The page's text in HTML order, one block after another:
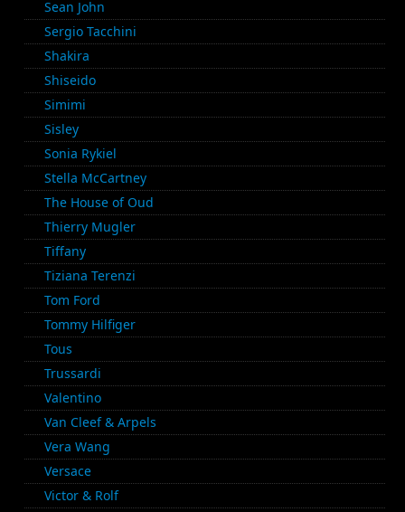
Sean John
Sergio Tacchini
Shakira
Shiseido
Simimi
Sisley
Sonia Rykiel
Stella McCartney
The House of Oud
Thierry Mugler
Tiffany
Tiziana Terenzi
Tom Ford
Tommy Hilfiger
Tous
Trussardi
Valentino
Van Cleef & Arpels
Vera Wang
Versace
Victor & Rolf